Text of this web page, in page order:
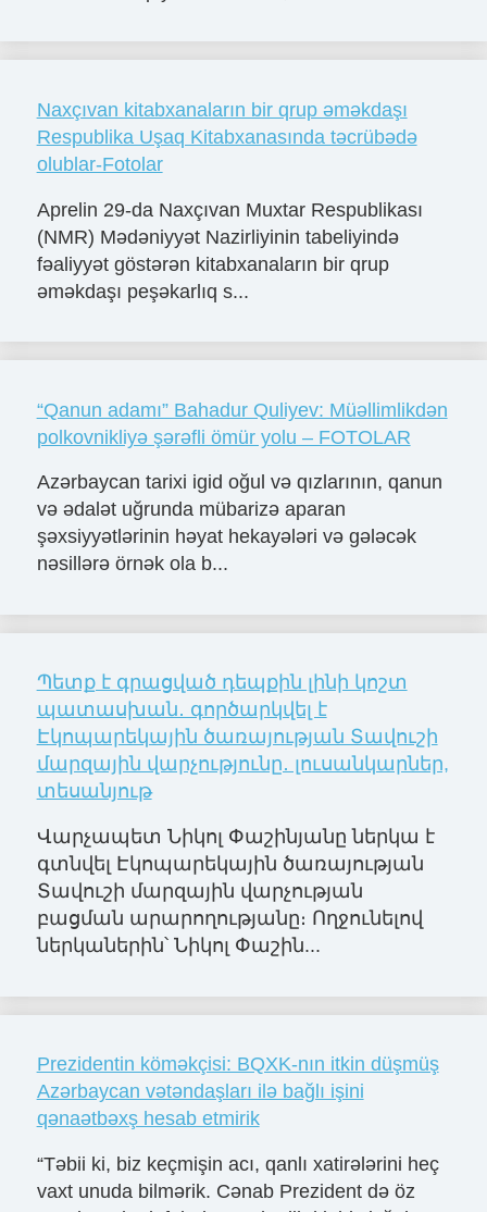
Naxçıvan kitabxanaların bir qrup əməkdaşı
Respublika Uşaq Kitabxanasında təcrübədə
olublar-Fotolar
Aprelin 29-da Naxçıvan Muxtar Respublikası
(NMR) Mədəniyyət Nazirliyinin tabeliyində
fəaliyyət göstərən kitabxanaların bir qrup
əməkdaşı peşəkarlıq s...
“Qanun adamı” Bahadur Quliyev: Müəllimlikdən
polkovnikliyə şərəfli ömür yolu – FOTOLAR
Azərbaycan tarixi igid oğul və qızlarının, qanun
və ədalət uğrunda mübarizə aparan
şəxsiyyətlərinin həyat hekayələri və gələcək
nəsillərə örnək ola b...
Պետք է գրացված դեպքին լինի կոշտ
պատասխան․ գործարկվել է
Էկոպարեկային ծառայության Տավուշի
մարզային վարչությունը․ լուսանկարներ,
տեսանյութ
Վարչապետ Նիկոլ Փաշինյանը ներկա է
գտնվել Էկոպարեկային ծառայության
Տավուշի մարզային վարչության
բացման արարողությանը։ Ողջունելով
ներկաներին՝ Նիկոլ Փաշին...
Prezidentin köməkçisi: BQXK-nın itkin düşmüş
Azərbaycan vətəndaşları ilə bağlı işini
qənaətbəxş hesab etmirik
“Təbii ki, biz keçmişin acı, qanlı xatirələrini heç
vaxt unuda bilmərik. Cənab Prezident də öz